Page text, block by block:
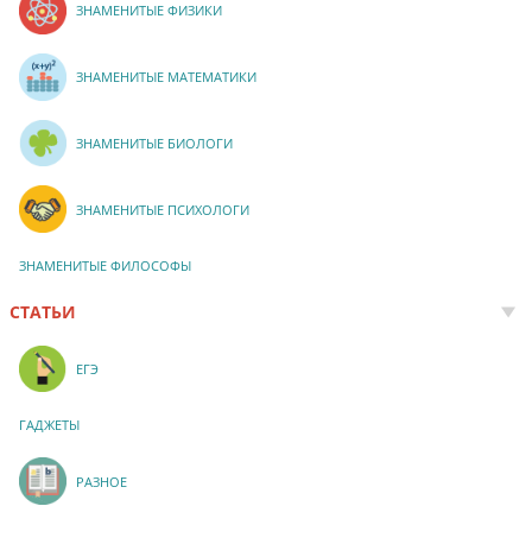
ЗНАМЕНИТЫЕ ФИЗИКИ
ЗНАМЕНИТЫЕ МАТЕМАТИКИ
ЗНАМЕНИТЫЕ БИОЛОГИ
ЗНАМЕНИТЫЕ ПСИХОЛОГИ
ЗНАМЕНИТЫЕ ФИЛОСОФЫ
СТАТЬИ
ЕГЭ
ГАДЖЕТЫ
РАЗНОЕ